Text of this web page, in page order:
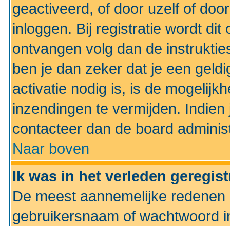
geactiveerd, of door uzelf of
inloggen. Bij registratie wordt dit
ontvangen volg dan de
ben je dan zeker dat je een
activatie nodig is, is de
inzendingen te vermijden.
contacteer dan de board
Naar boven
Ik was in het verleden
De meest aannemelijke
gebruikersnaam of wachtwoord